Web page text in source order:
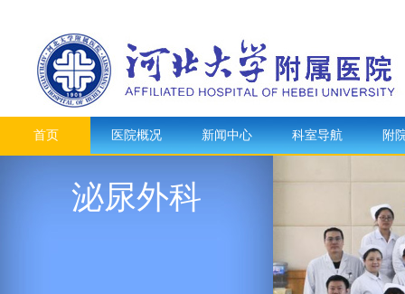
首页 医院概况 新闻中心 科室导航 附
泌尿外科